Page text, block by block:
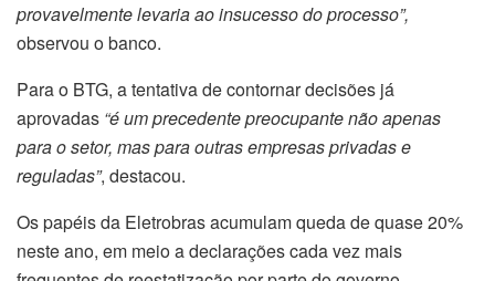
provavelmente levaria ao insucesso do processo”,
observou o banco.
Para o BTG, a tentativa de contornar decisões já
aprovadas “é um precedente preocupante não apenas
para o setor, mas para outras empresas privadas e
reguladas”, destacou.
Os papéis da Eletrobras acumulam queda de quase 20%
neste ano, em meio a declarações cada vez mais